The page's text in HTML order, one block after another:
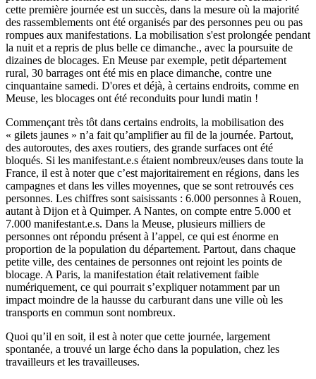
cette première journée est un succès, dans la mesure où la majorité
des rassemblements ont été organisés par des personnes peu ou pas
rompues aux manifestations. La mobilisation s'est prolongée pendant
la nuit et a repris de plus belle ce dimanche., avec la poursuite de
dizaines de blocages. En Meuse par exemple, petit département
rural, 30 barrages ont été mis en place dimanche, contre une
cinquantaine samedi. D'ores et déjà, à certains endroits, comme en
Meuse, les blocages ont été reconduits pour lundi matin !
Commençant très tôt dans certains endroits, la mobilisation des
« gilets jaunes » n’a fait qu’amplifier au fil de la journée. Partout,
des autoroutes, des axes routiers, des grande surfaces ont été
bloqués. Si les manifestant.e.s étaient nombreux/euses dans toute la
France, il est à noter que c’est majoritairement en régions, dans les
campagnes et dans les villes moyennes, que se sont retrouvés ces
personnes. Les chiffres sont saisissants : 6.000 personnes à Rouen,
autant à Dijon et à Quimper. A Nantes, on compte entre 5.000 et
7.000 manifestant.e.s. Dans la Meuse, plusieurs milliers de
personnes ont répondu présent à l’appel, ce qui est énorme en
proportion de la population du département. Partout, dans chaque
petite ville, des centaines de personnes ont rejoint les points de
blocage. A Paris, la manifestation était relativement faible
numériquement, ce qui pourrait s’expliquer notamment par un
impact moindre de la hausse du carburant dans une ville où les
transports en commun sont nombreux.
Quoi qu’il en soit, il est à noter que cette journée, largement
spontanée, a trouvé un large écho dans la population, chez les
travailleurs et les travailleuses.